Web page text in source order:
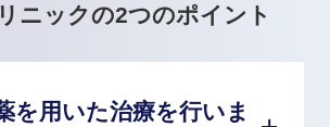
ニックの2つのポイント
を用いた治療を行いま